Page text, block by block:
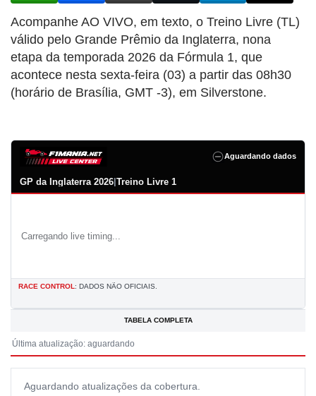
Acompanhe AO VIVO, em texto, o Treino Livre (TL)
válido pelo Grande Prêmio da Inglaterra, nona
etapa da temporada 2026 da Fórmula 1, que
acontece nesta sexta-feira (03) a partir das 08h30
(horário de Brasília, GMT -3), em Silverstone.
GP da Inglaterra 2026 Treino Livre 1
Aguardando dados
RACE CONTROL: DADOS NÃO OFICIAIS.
Carregando live timing...
TABELA COMPLETA
Última atualização: aguardando
Aguardando atualizações da cobertura.